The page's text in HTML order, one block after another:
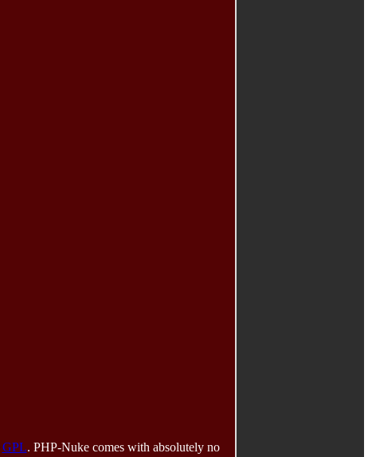
GPL. PHP-Nuke comes with absolutely no